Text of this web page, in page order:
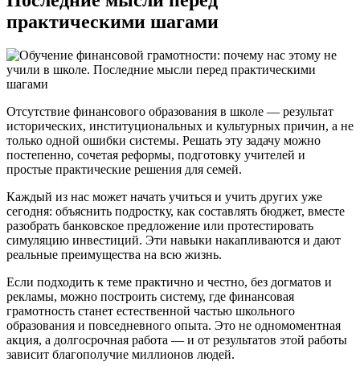
практическими шагами
Отсутствие финансового образования в школе — результат
исторических, институциональных и культурных причин, а не
только одной ошибки системы. Решать эту задачу можно
постепенно, сочетая реформы, подготовку учителей и
простые практические решения для семей.
Каждый из нас может начать учиться и учить других уже
сегодня: объяснить подростку, как составлять бюджет, вместе
разобрать банковское предложение или протестировать
симуляцию инвестиций. Эти навыки накапливаются и дают
реальные преимущества на всю жизнь.
Если подходить к теме практично и честно, без догматов и
рекламы, можно построить систему, где финансовая
грамотность станет естественной частью школьного
образования и повседневного опыта. Это не одномоментная
акция, а долгосрочная работа — и от результатов этой работы
зависит благополучие миллионов людей.